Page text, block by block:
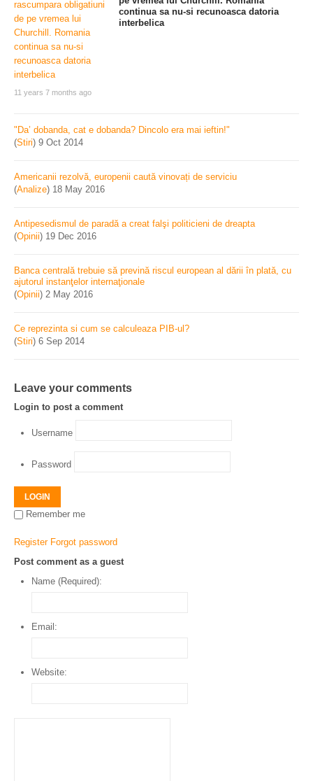
11 years 7 months ago
continua sa nu-si recunoasca datoria
interbelica
"Da’ dobanda, cat e dobanda? Dincolo era mai ieftin!"
(Stiri) 9 Oct 2014
Americanii rezolvă, europenii caută vinovați de serviciu
(Analize) 18 May 2016
Antipesedismul de paradă a creat falşi politicieni de dreapta
(Opinii) 19 Dec 2016
Banca centrală trebuie să prevină riscul european al dării în plată, cu
ajutorul instanţelor internaţionale
(Opinii) 2 May 2016
Ce reprezinta si cum se calculeaza PIB-ul?
(Stiri) 6 Sep 2014
Leave your comments
Login to post a comment
Username
Password
LOGIN
Remember me
Register Forgot password
Post comment as a guest
Name (Required):
Email:
Website: